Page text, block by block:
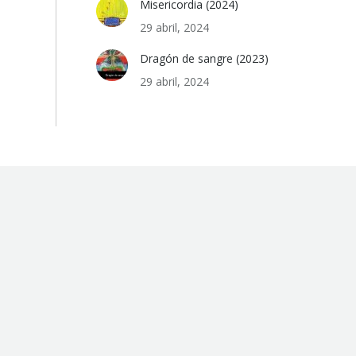
Misericordia (2024)
29 abril, 2024
Dragón de sangre (2023)
29 abril, 2024